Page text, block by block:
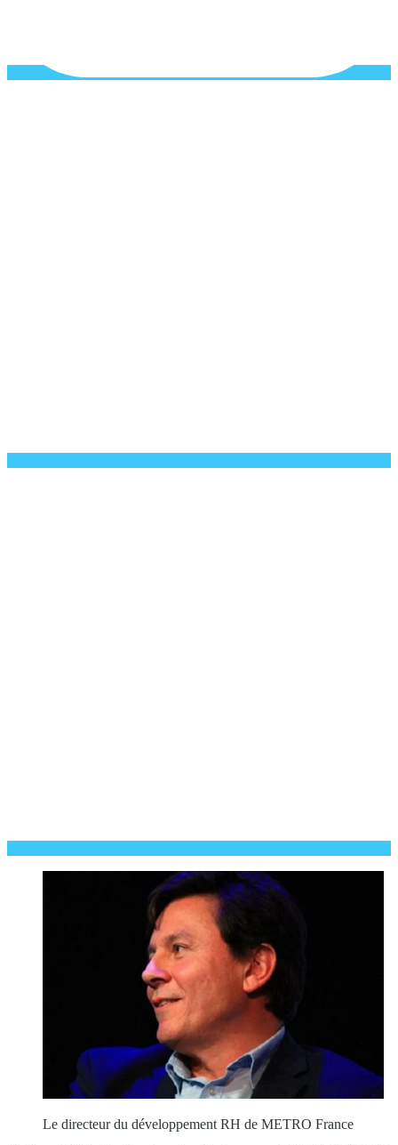
Le directeur du développement RH de METRO France